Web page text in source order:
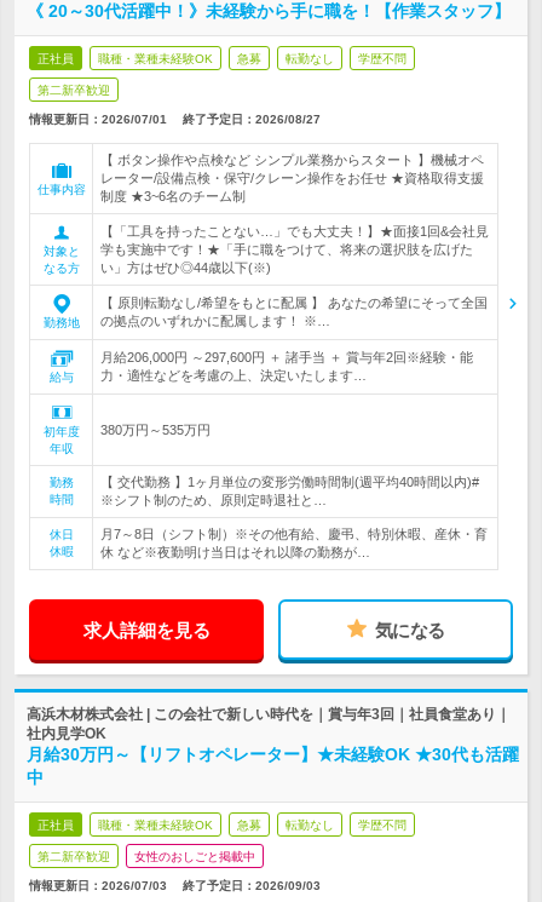
《 20～30代活躍中！》未経験から手に職を！【作業スタッフ】
正社員 職種・業種未経験OK 急募 転勤なし 学歴不問
第二新卒歓迎
情報更新日：2026/07/01 終了予定日： 2026/08/27
仕事内容
【 ボタン操作や点検など シンプル業務からスタート 】機械オペ
レーター/設備点検・保守/クレーン操作をお任せ ★資格取得支援
制度 ★3~6名のチーム制
対象と
なる方
【「工具を持ったことない…」でも大丈夫！】★面接1回&会社見
学も実施中です！★「手に職をつけて、将来の選択肢を広げた
い」方はぜひ◎44歳以下(※)
勤務地
【 原則転勤なし/希望をもとに配属 】 あなたの希望にそって全国
の拠点のいずれかに配属します！ ※…
給与
月給206,000円 ～297,600円 ＋ 諸手当 ＋ 賞与年2回※経験・能
力・適性などを考慮の上、決定いたします…
初年度
年収
380万円～535万円
勤務
時間
【 交代勤務 】1ヶ月単位の変形労働時間制(週平均40時間以内)#
※シフト制のため、原則定時退社と…
休日
休暇
月7～8日（シフト制）※その他有給、慶弔、特別休暇、産休・育
休 など※夜勤明け当日はそれ以降の勤務が…
求人詳細を見る 気になる
高浜木材株式会社 | この会社で新しい時代を｜賞与年3回｜社員食堂あり｜
社内見学OK
月給30万円～【リフトオペレーター】★未経験OK ★30代も活躍
中
正社員 職種・業種未経験OK 急募 転勤なし 学歴不問
第二新卒歓迎 女性のおしごと掲載中
情報更新日：2026/07/03 終了予定日： 2026/09/03